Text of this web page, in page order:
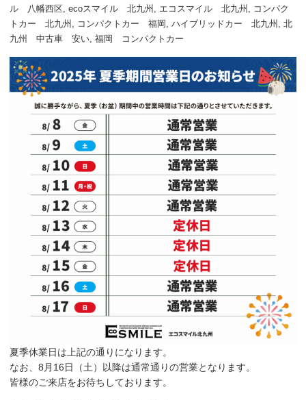
ル 八幡西区 ecoスマイル 北九州 エコスマイル 北九州
コンパク
トカー 北九州
コンパクトカー 福岡 ハイブリッドカー 北九州
北
九州 中古車 安い 福岡 コンパクトカー
夏季休業日は上記の通りになります。
なお、8月16日（土）以降は通常通りの営業となります。
皆様のご来店をお待ちしております。